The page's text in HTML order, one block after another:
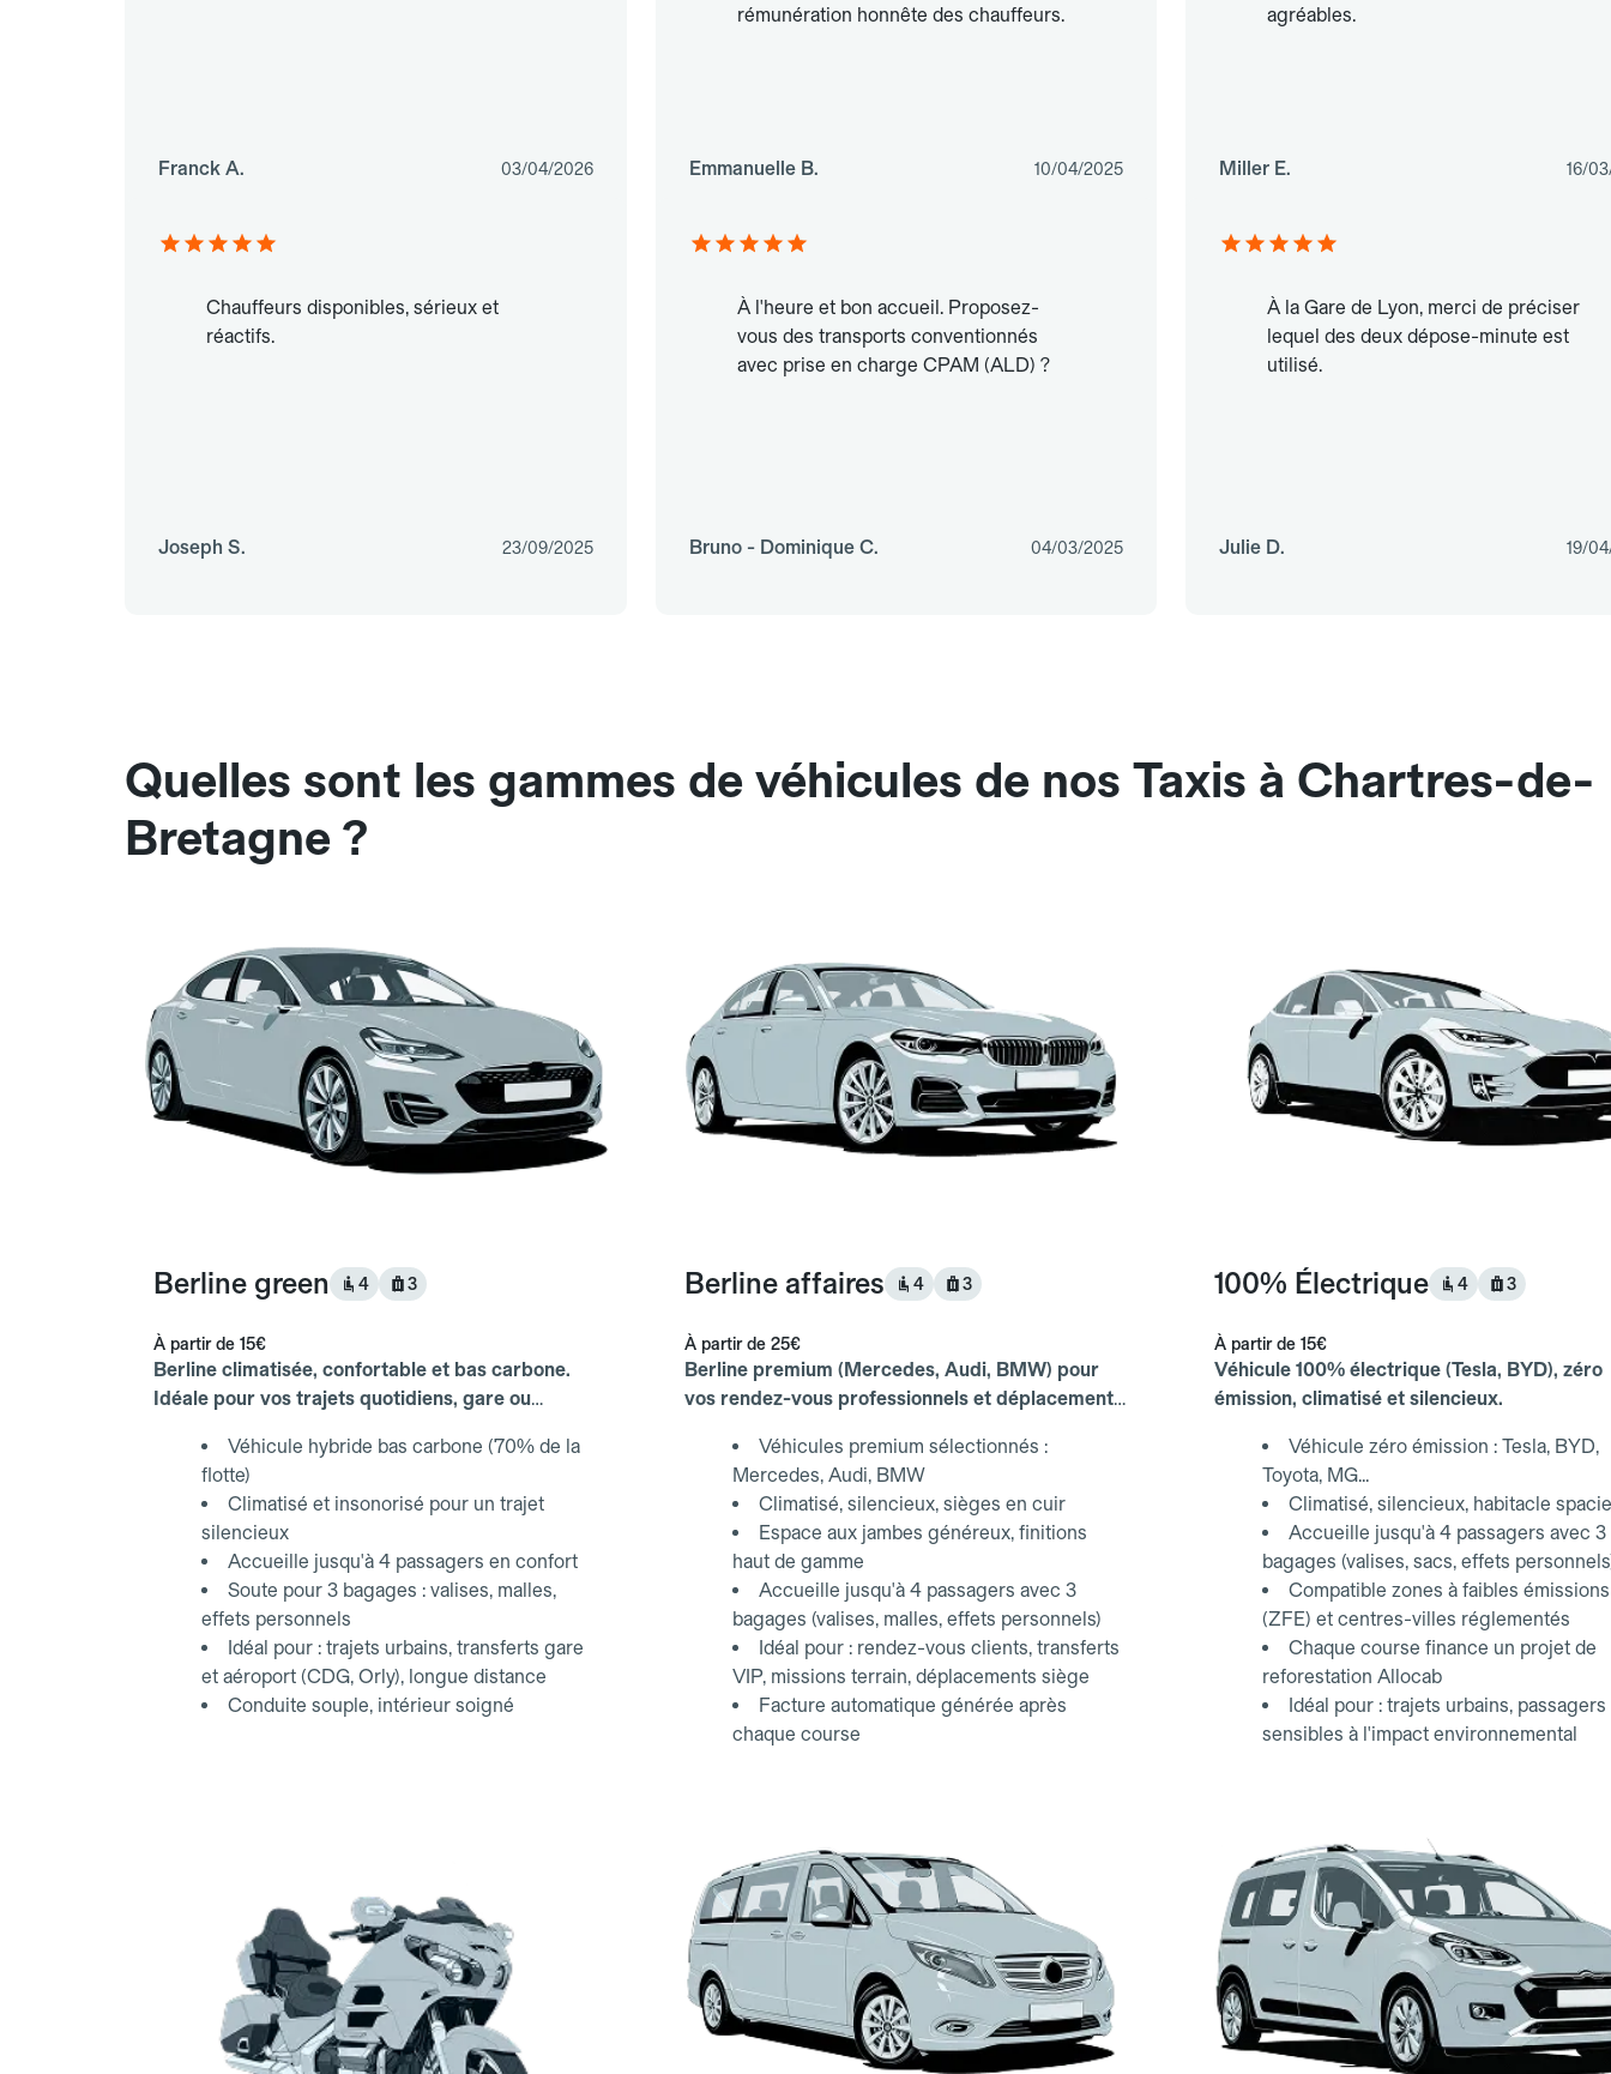
Franck A. 03/04/2026
rémunération honnête des chauffeurs.
Emmanuelle B. 10/04/2025
agréables.
Miller E. 16/
Chauffeurs disponibles, sérieux et
réactifs.
Joseph S. 23/09/2025
À l'heure et bon accueil. Proposez-
vous des transports conventionnés
avec prise en charge CPAM (ALD) ?
Bruno - Dominique C. 04/03/2025
À la Gare de Lyon, merci de préciser
lequel des deux dépose-minute est
utilisé.
Julie D. 19/
Quelles sont les gammes de véhicules de nos Taxis à Chartres-de-
Bretagne ?
Berline green 4 3
À partir de 15€
Berline climatisée, confortable et bas carbone.
Idéale pour vos trajets quotidiens, gare ou
Véhicule hybride bas carbone (70% de la
flotte)
Climatisé et insonorisé pour un trajet
silencieux
Accueille jusqu'à 4 passagers en confort
Soute pour 3 bagages : valises, malles,
effets personnels
Idéal pour : trajets urbains, transferts gare
et aéroport (CDG, Orly), longue distance
Conduite souple, intérieur soigné
Berline affaires 4 3
À partir de 25€
Berline premium (Mercedes, Audi, BMW) pour
vos rendez-vous professionnels et déplacements
Véhicules premium sélectionnés :
Mercedes, Audi, BMW
Climatisé, silencieux, sièges en cuir
Espace aux jambes généreux, finitions
haut de gamme
Accueille jusqu'à 4 passagers avec 3
bagages (valises, malles, effets personnels)
Idéal pour : rendez-vous clients, transferts
VIP, missions terrain, déplacements siège
Facture automatique générée après
chaque course
100% Électrique 4 3
À partir de 15€
Véhicule 100% électrique (Tesla, BYD), zéro
émission, climatisé et silencieux.
Véhicule zéro émission : Tesla, BYD,
Toyota, MG...
Climatisé, silencieux, habitacle
Accueille jusqu'à 4 passagers avec 3
bagages (valises, sacs, effets
Compatible zones à faibles émissions
(ZFE) et centres-villes réglementés
Chaque course finance un projet de
reforestation Allocab
Idéal pour : trajets urbains, passagers
sensibles à l'impact environnemental